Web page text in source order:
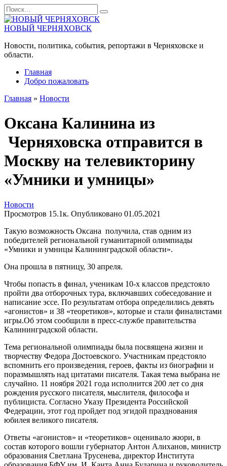
Перейти
к
содержанию
Search
for:
НОВЫЙ ЧЕРНЯХОВСК
Новости, политика, события, репортажи в Черняховске и
области.
Главная
Добро пожаловать
Главная » Новости
Оксана Калинина из
Черняховска отправится в
Москву на телевикторину
«Умники и умницы»
Новости
Просмотров 15.1к. Опубликовано 01.05.2021
Такую возможность Оксана получила, став одним из
победителей региональной гуманитарной олимпиады
«Умники и умницы Калининградской области».
Она прошла в пятницу, 30 апреля.
Чтобы попасть в финал, ученикам 10-х классов предстояло
пройти два отборочных тура, включавших собеседование и
написание эссе. По результатам отбора определились девять
«агонистов» и 38 «теоретиков», которые и стали финалистами
игры.Об этом сообщили в пресс-службе правительства
Калининградской области.
Тема региональной олимпиады была посвящена жизни и
творчеству Федора Достоевского. Участникам предстояло
вспомнить его произведения, героев, факты из биографии и
поразмышлять над цитатами писателя. Такая тема выбрана не
случайно. 11 ноября 2021 года исполнится 200 лет со дня
рождения русского писателя, мыслителя, философа и
публициста. Согласно Указу Президента Российской
Федерации, этот год пройдет под эгидой празднования
юбилея великого писателя.
Ответы «агонистов» и «теоретиков» оценивало жюри, в
состав которого вошли губернатор Антон Алиханов, министр
образования Светлана Трусенева, директор Института